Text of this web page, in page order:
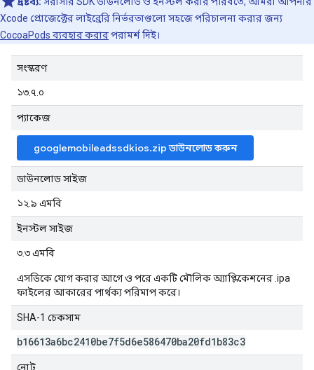
Xcode প্রোজেক্টের লাইব্রেরি নির্ভরতাগুলো সহজে পরিচালনা করার জন্য
CocoaPods ব্যবহার করারপরামর্শ দিই।
সংস্করণ
১৩.৭.০
প্যাকেজ
googlemobileadssdkios.zip ডাউনলোড করুন
ডাউনলোড সাইজ
১২.৯ এমবি
ইনস্টল সাইজ
৩.৩ এমবি
এসডিকে যোগ করার আগে ও পরে একটি মৌলিক অ্যাপ্লিকেশনের .ipa
ফাইলের আকারের পার্থক্য পরিমাপ করে।
SHA-1 চেকসাম
b16613a6bc2410be7f5d6e586470ba20fd1b83c3
নোট